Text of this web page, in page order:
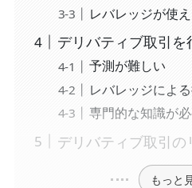
レバレッジが使
デリバティブ取引を
予測が難しい
レバレッジによ
専門的な知識が
デリバティブ取引の
もっと